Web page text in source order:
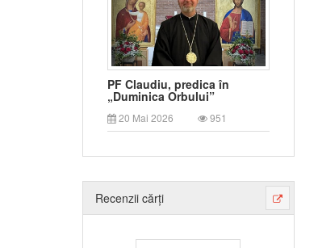
PF Claudiu, predica în
„Duminica Orbului”
20 Mai 2026 951
Recenzii cărți